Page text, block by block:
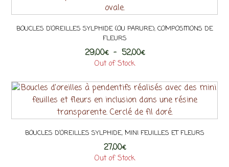
variations.
options
peuvent
être
choisies
sur
la
page
du
produit
BOUCLES D’OREILLES SYLPHIDE (OU PARURE), COMPOSITIONS DE
FLEURS
29,00€ – 52,00€Plage
29,00€
à
52,00€
Out of Stock
produit
a
plusieurs
Les
options
peuvent
BOUCLES D’OREILLES SYLPHIDE, MINI FEUILLES ET FLEURS
27,00€
Out of Stock